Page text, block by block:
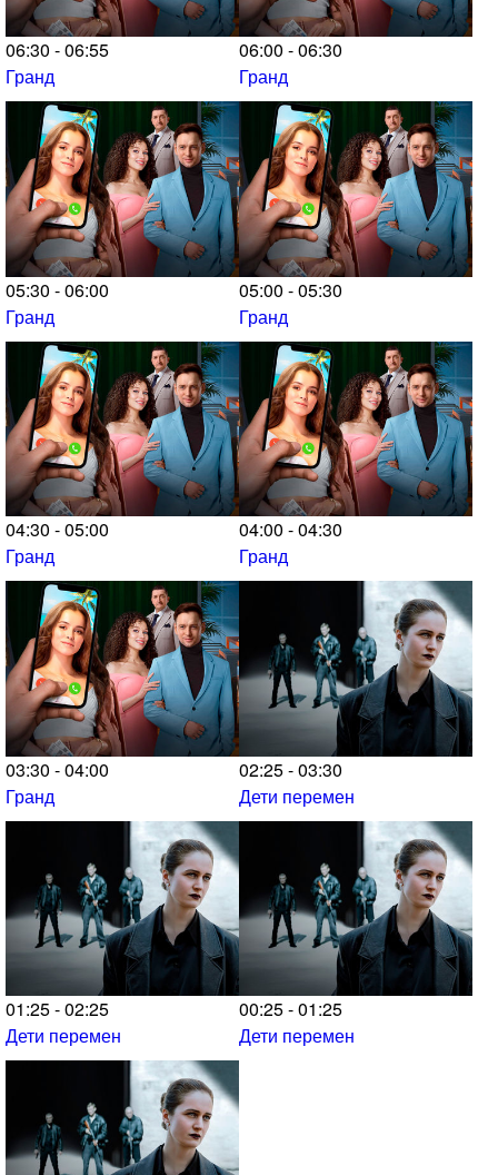
06:30 - 06:55
Гранд
06:00 - 06:30
Гранд
05:30 - 06:00
Гранд
05:00 - 05:30
Гранд
04:30 - 05:00
Гранд
04:00 - 04:30
Гранд
03:30 - 04:00
Гранд
02:25 - 03:30
Дети перемен
01:25 - 02:25
Дети перемен
00:25 - 01:25
Дети перемен